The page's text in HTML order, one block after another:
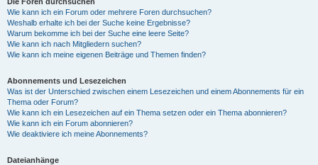
Wie kann ich ein Forum oder mehrere Foren durchsuchen?
Weshalb erhalte ich bei der Suche keine Ergebnisse?
Warum bekomme ich bei der Suche eine leere Seite?
Wie kann ich nach Mitgliedern suchen?
Wie kann ich meine eigenen Beiträge und Themen finden?
Abonnements und Lesezeichen
Was ist der Unterschied zwischen einem Lesezeichen und einem Abonnements für ein
Thema oder Forum?
Wie kann ich ein Lesezeichen auf ein Thema setzen oder ein Thema abonnieren?
Wie kann ich ein Forum abonnieren?
Wie deaktiviere ich meine Abonnements?
Dateianhänge